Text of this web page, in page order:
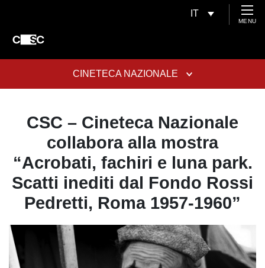
IT
MENU
CINETECA NAZIONALE
CSC – Cineteca Nazionale
collabora alla mostra
“Acrobati, fachiri e luna park.
Scatti inediti dal Fondo Rossi
Pedretti, Roma 1957-1960”